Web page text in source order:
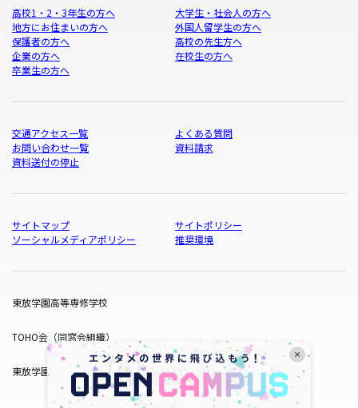
高校1・2・3年生の方へ
大学生・社会人の方へ
地方にお住まいの方へ
外国人留学生の方へ
保護者の方へ
高校の先生方へ
企業の方へ
在校生の方へ
卒業生の方へ
交通アクセス一覧
よくある質問
お問い合わせ一覧
資料請求
資料送付の停止
サイトマップ
サイトポリシー
ソーシャルメディアポリシー
推奨環境
東放学園高等専修学校
TOHO会（同窓会組織）
東放学園サービス